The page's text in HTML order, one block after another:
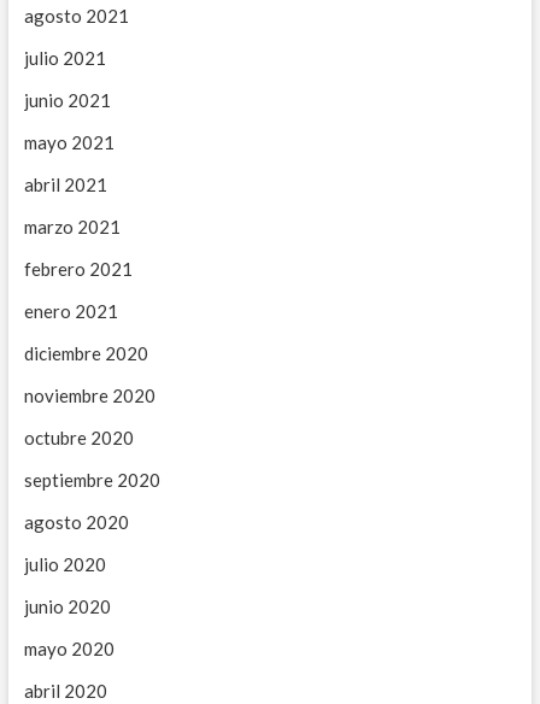
agosto 2021
julio 2021
junio 2021
mayo 2021
abril 2021
marzo 2021
febrero 2021
enero 2021
diciembre 2020
noviembre 2020
octubre 2020
septiembre 2020
agosto 2020
julio 2020
junio 2020
mayo 2020
abril 2020